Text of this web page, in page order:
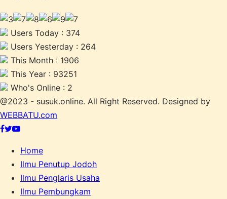
Users Today : 374
Users Yesterday : 264
This Month : 1906
This Year : 93251
Who's Online : 2
@2023 - susuk.online. All Right Reserved. Designed by
WEBBATU.com
Facebook
Twitter
Youtube
Home
Ilmu Penutup Jodoh
Ilmu Penglaris Usaha
Ilmu Pembungkam